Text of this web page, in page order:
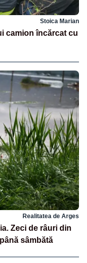
Stoica Marian
camion încărcat cu
Realitatea de Arges
Zeci de râuri din
sâmbătă